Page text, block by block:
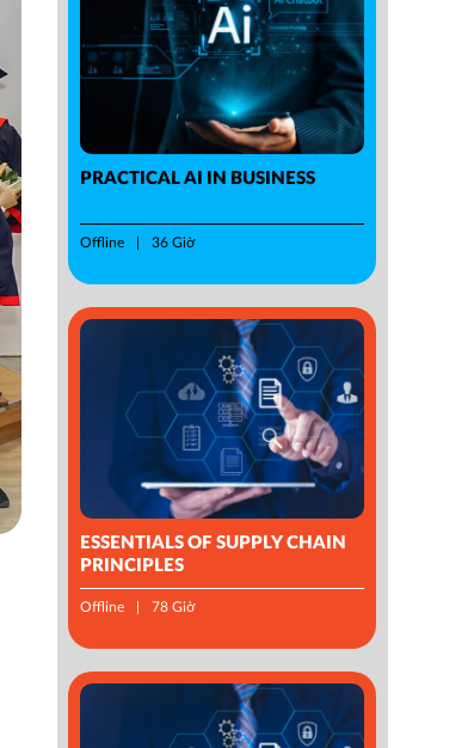
PRACTICAL AI IN BUSINESS
Offline 36 Giờ
ESSENTIALS OF SUPPLY CHAIN
PRINCIPLES
Offline 78 Giờ